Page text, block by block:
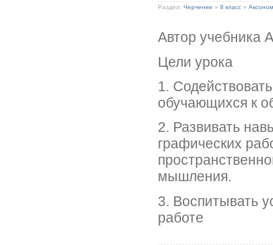
Раздел: Черчение » 8 класс »
Автор учебника
Цели урока
1.
обучающихся к
2. Развивать
графических
мышления.
3. Воспитывать
работе